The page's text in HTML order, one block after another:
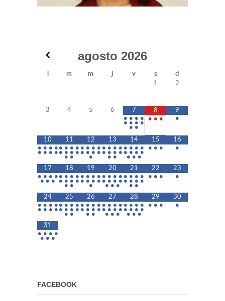
agosto 2026
m m j v s
d
1
2
3 4 5 6
7
• • • •
• • • •
• •
8
• • •
9
•
10
• • • •
• • • •
11
• • • •
• • • •
• •
12
• • • •
• • • •
•
13
• • • •
• • • •
• •
14
• • • •
• • • •
• • •
15
• • •
16
•
17
• • • •
• • •
18
• • • •
• • • •
• •
19
• • • •
• • • •
•
20
• • • •
• • • •
• • •
21
• • • •
• • • •
• •
22
• • •
23
•
24
• • • •
• • • •
25
• • • •
• • • •
• •
26
• • • •
• • • •
• •
27
• • • •
• • • •
• • •
28
• • • •
• • • •
• • •
29
• • •
30
•
31
• • • •
• • •
FACEBOOK